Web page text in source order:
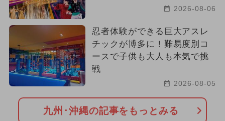
2026-08-06
忍者体験ができる巨大アスレ
チックが博多に！難易度別コ
ースで子供も大人も本気で挑
戦
2026-08-05
九州･沖縄の記事をもっとみる